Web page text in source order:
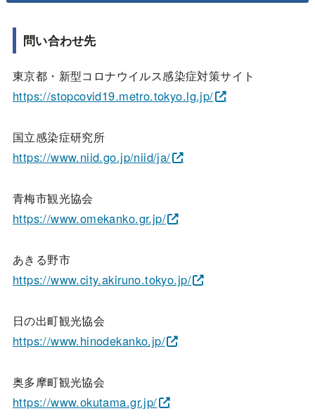
問い合わせ先
東京都・新型コロナウイルス感染症対策サイト
https://stopcovid19.metro.tokyo.lg.jp/
国立感染症研究所
https://www.niid.go.jp/niid/ja/
青梅市観光協会
https://www.omekanko.gr.jp/
あきる野市
https://www.city.akiruno.tokyo.jp/
日の出町観光協会
https://www.hinodekanko.jp/
奥多摩町観光協会
https://www.okutama.gr.jp/